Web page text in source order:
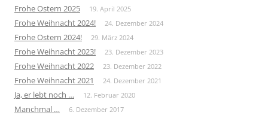
Frohe Ostern 2025 19. April 2025
Frohe Weihnacht 2024! 24. Dezember 2024
Frohe Ostern 2024! 29. März 2024
Frohe Weihnacht 2023! 23. Dezember 2023
Frohe Weihnacht 2022 23. Dezember 2022
Frohe Weihnacht 2021 24. Dezember 2021
Ja, er lebt noch … 12. Februar 2020
Manchmal … 6. Dezember 2017